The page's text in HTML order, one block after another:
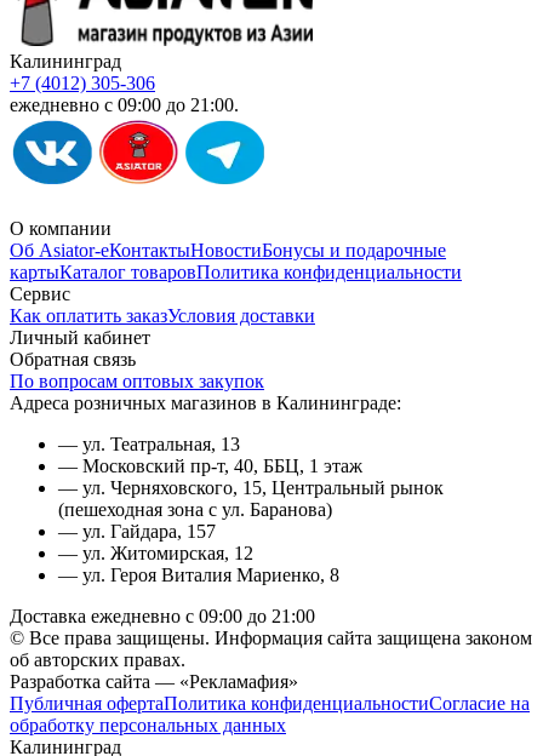
Калининград
+7 (4012) 305-306
ежедневно с 09:00 до 21:00.
О компании
Об Asiator-еКонтактыНовостиБонусы и подарочные
картыКаталог товаровПолитика конфиденциальности
Сервис
Как оплатить заказУсловия доставки
Личный кабинет
Обратная связь
По вопросам оптовых закупок
Адреса розничных магазинов в Калининграде:
— ул. Театральная, 13
— Московский пр-т, 40, ББЦ, 1 этаж
— ул. Черняховского, 15, Центральный рынок
(пешеходная зона с ул. Баранова)
— ул. Гайдара, 157
— ул. Житомирская, 12
— ул. Героя Виталия Мариенко, 8
Доставка ежедневно с 09:00 до 21:00
© Все права защищены. Информация сайта защищена законом
об авторских правах.
Разработка сайта — «Рекламафия»
Публичная офертаПолитика конфиденциальностиСогласие на
обработку персональных данных
Калининград